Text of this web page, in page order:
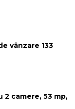
vânzare 133
2 camere, 53 mp,